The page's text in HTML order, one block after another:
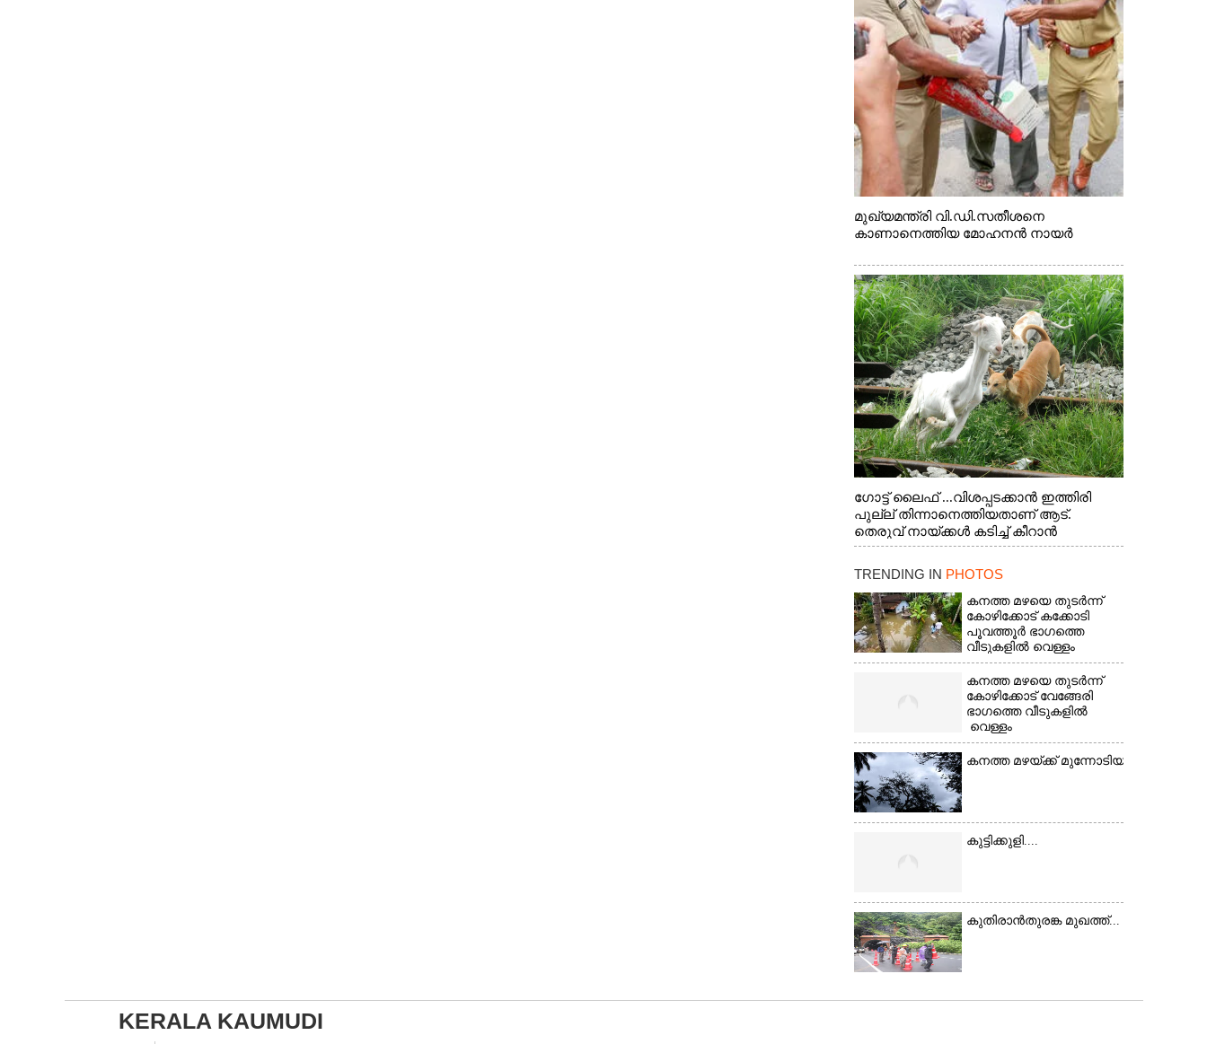
മുഖ്യമന്ത്രി വി.ഡി.സതീശനെ
കാണാനെത്തിയ മോഹനൻ നായർ
ഗോട്ട് ലൈഫ് ...വിശപ്പടക്കാൻ ഇത്തിരി
പുല്ല് തിന്നാനെത്തിയതാണ് ആട്.
തെരുവ് നായ്ക്കൾ കടിച്ച് കീറാൻ
വന്നതോടെ വയറിന്റെ ആന്തൽ മറന്ന്
വാത്തുരുത്തിയിൽ നിന്നുള്ള കാഴ്ച
TRENDING IN PHOTOS
കനത്ത മഴയെ തുടർന്ന്
കോഴിക്കോട് കക്കോടി
പൂവത്തൂർ ഭാഗത്തെ
വീടുകളിൽ വെള്ളം
കയറിയപ്പോൾ
കനത്ത മഴയെ തുടർന്ന്
കോഴിക്കോട് വേങ്ങേരി
ഭാഗത്തെ വീടുകളിൽ
വെള്ളം
കയറിയപ്പോൾ ആളുകളെ സുരക്ഷിത
കനത്ത മഴയ്ക്ക് മുന്നോടിയായി
കുട്ടിക്കുളി....
കുതിരാൻതുരങ്ക മുഖത്ത്...
KERALA KAUMUDI